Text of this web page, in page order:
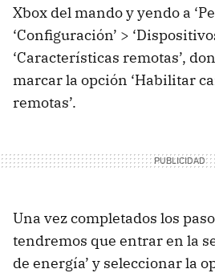
Xbox del mando y yendo a
‘Configuración’ >
‘Características remotas’,
marcar la opción ‘Habilitar
remotas’.
Una vez completados los
tendremos que entrar en la
de energía’ y seleccionar la